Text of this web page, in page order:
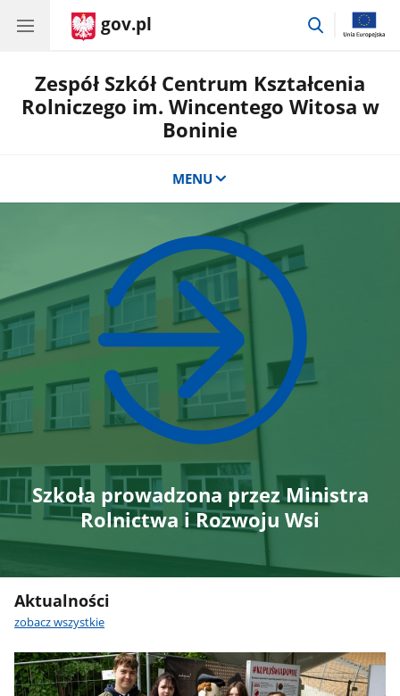
gov.pl
przejdź
Zespół Szkół Centrum Kształcenia
Rolniczego im. Wincentego Witosa w
Boninie
MENU
Szkoła prowadzona przez Ministra
Rolnictwa i Rozwoju Wsi
Aktualności
zobacz wszystkie